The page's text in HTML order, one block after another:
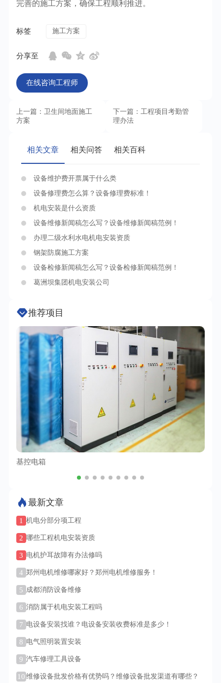
完善的施工方案，确保工程顺利推进。
标签 施工方案
分享至
在线咨询工程师
上一篇：卫生间地面施工
方案
下一篇：工程项目考勤管
理办法
相关文章 相关问答 相关百科
设备维护费开票属于什么类
设备修理费怎么算？设备修理费标准！
机电安装是什么资质
设备维修新闻稿怎么写？设备维修新闻稿范例！
办理二级水利水电机电安装资质
钢架防腐施工方案
设备检修新闻稿怎么写？设备检修新闻稿范例！
葛洲坝集团机电安装公司
推荐项目
基控电箱
最新文章
1 机电分部分项工程
2 哪些工程机电安装资质
3 电机护耳故障有办法修吗
4 郑州电机维修哪家好？郑州电机维修服务！
5 成都消防设备维修
6 消防属于机电安装工程吗
7 电设备安装找谁？电设备安装收费标准是多少！
8 电气照明装置安装
9 汽车修理工具设备
10 维修设备批发价格有优势吗？维修设备批发渠道有哪些？